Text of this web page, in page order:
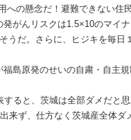
の懸念だ！避難できない住
がんリスクは1.5×10のマイ
うだ。さらに、ヒジキを毎
福島原発のせいの自粛・自
ると、茨城は全部ダメだと
来ず、仕方なく茨城産全体